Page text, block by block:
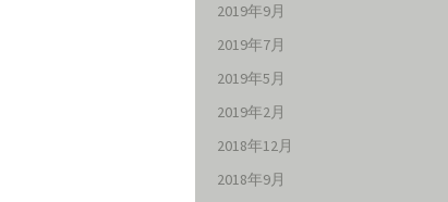
2019年9月
2019年7月
2019年5月
2019年2月
2018年12月
2018年9月